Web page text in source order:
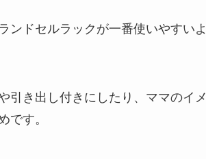
ンドセルラックが一番使いやすい
引き出し付きにしたり、ママのイ
です。